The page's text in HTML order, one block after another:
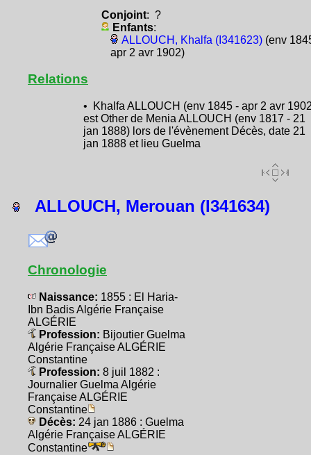
Conjoint: ?
Enfants:
ALLOUCH, Khalfa (I341623)(env
apr 2 avr 1902)
Relations
• Khalfa ALLOUCH (env 1845 - apr 2 avr
est Other de Menia ALLOUCH (env 1817 - 21
jan 1888) lors de l'évènement Décès, date 21
jan 1888 et lieu Guelma
ALLOUCH, Merouan (I341634)
Chronologie
Naissance: 1855 : El Haria-
Ibn Badis Algérie Française
ALGÉRIE
Profession: Bijoutier Guelma
Algérie Française ALGÉRIE
Constantine
Profession: 8 juil 1882 :
Journalier Guelma Algérie
Française ALGÉRIE
Constantine
Décès: 24 jan 1886 : Guelma
Algérie Française ALGÉRIE
Constantine